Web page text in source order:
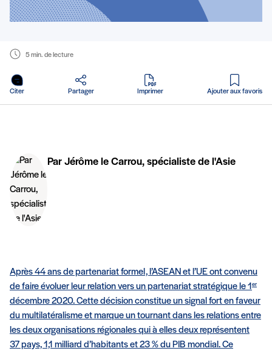
5 min. de lecture
Citer Partager Imprimer
en PDF
Ajouter aux favoris
Par Jérôme le Carrou, spécialiste de l'Asie
Après 44 ans de partenariat formel, l’ASEAN et l’UE ont convenu
de faire évoluer leur relation vers un partenariat stratégique le 1 er
décembre 2020. Cette décision constitue un signal fort en faveur
du multilatéralisme et marque un tournant dans les relations entre
les deux organisations régionales qui à elles deux représentent
37 pays, 1,1 milliard d’habitants et 23 % du PIB mondial. Ce